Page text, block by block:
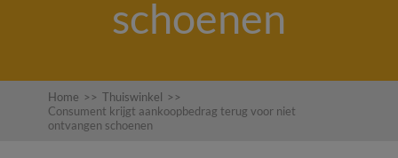
schoenen
Home >> Thuiswinkel >>
Consument krijgt aankoopbedrag terug voor niet
ontvangen schoenen